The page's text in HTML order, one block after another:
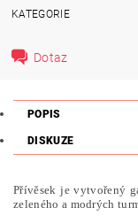
KATEGORIE
Dotaz
POPIS
DISKUZE
Přívěsek je vytvořený
zeleného a modrých